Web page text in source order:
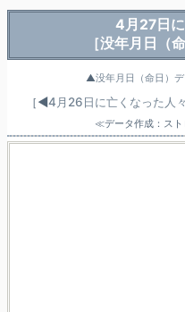
4月27日
［没年月日（
▲没年月日（命日）
［◀4月26日に亡くなった人々
≪データ作成：ス